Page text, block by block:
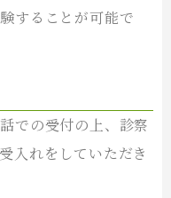
することが可能で
での受付の上、診察
入れをしていただき